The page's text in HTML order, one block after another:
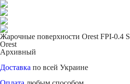
Жарочные поверхности Orest FPI-0.4 S
Orest
Архивный
Доставка по всей Украине